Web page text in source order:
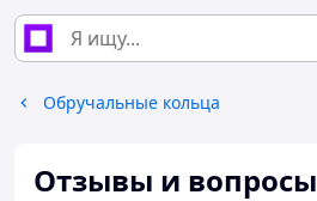
Обручальные кольца
Отзывы и вопросы